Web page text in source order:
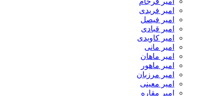
امیر فریدی
امیر فیصل
امیر قبادی
امیر کاویدی
امیر مانی
امیر ماهان
امیر ماهور
امیر مرزبان
امیر معینی
امیر مقاره